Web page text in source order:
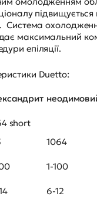
Система
максимальний
епіляції.
Duetto:
short
1064
1-100
6-12